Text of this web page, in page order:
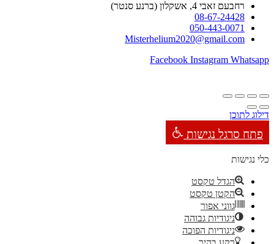
רחבעם זאבי 4, אשקלון (ברנע סנטר)
08-67-24428
050-443-0071
Misterhelium2020@gmail.com
Facebook Instagram Whatsapp
דילוג לתוכן
פתח סרגל נגישות
כלי נגישות
הגדל טקסט
הקטן טקסט
גווני אפור
ניגודיות גבוהה
ניגודיות הפוכה